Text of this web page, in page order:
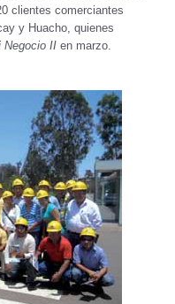
clientes comerciantes
y Huacho, quienes
Negocio II en marzo.